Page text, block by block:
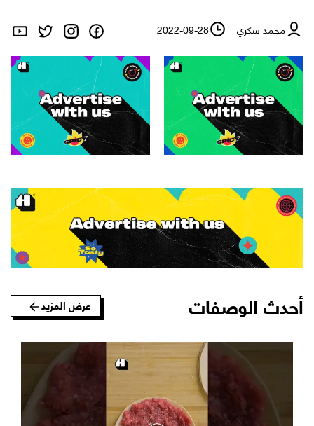
محمد سكري 2022-09-28
أحدث الوصفات عرض المزيد